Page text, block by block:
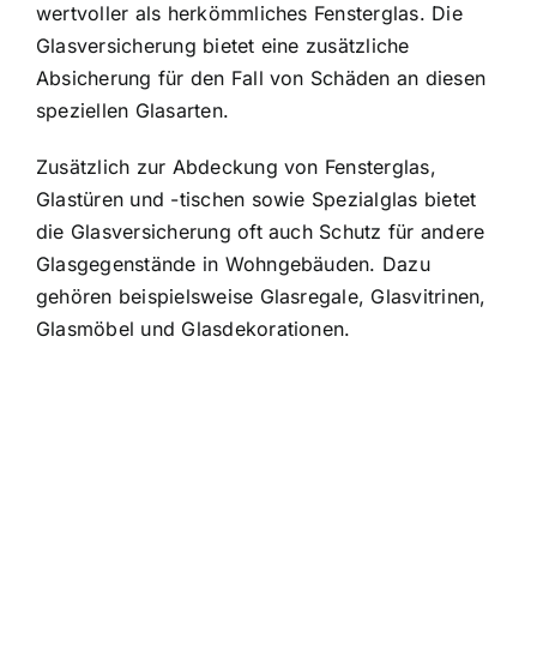
wertvoller als herkömmliches Fensterglas. Die
Glasversicherung bietet eine zusätzliche
Absicherung für den Fall von Schäden an diesen
speziellen Glasarten.
Zusätzlich zur Abdeckung von Fensterglas,
Glastüren und -tischen sowie Spezialglas bietet
die Glasversicherung oft auch Schutz für andere
Glasgegenstände in Wohngebäuden. Dazu
gehören beispielsweise Glasregale, Glasvitrinen,
Glasmöbel und Glasdekorationen.